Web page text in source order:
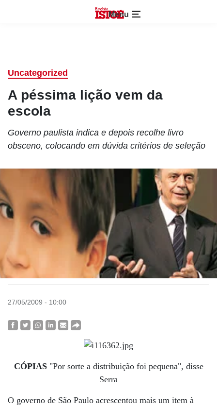
Menu
Uncategorized
A péssima lição vem da
escola
Governo paulista indica e depois recolhe livro
obsceno, colocando em dúvida critérios de seleção
27/05/2009 - 10:00
CÓPIAS "Por sorte a distribuição foi pequena", disse
Serra
O governo de São Paulo acrescentou mais um item à